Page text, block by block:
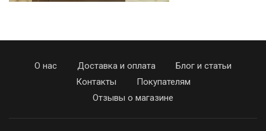
О нас Доставка и оплата
Блог и статьи
Контакты
Покупателям
Отзывы о магазине